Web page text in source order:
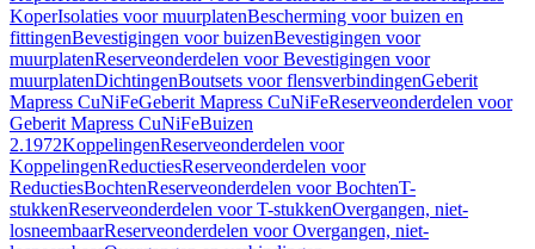
KoperIsolaties voor muurplatenBescherming voor buizen en
fittingenBevestigingen voor buizenBevestigingen voor
muurplatenReserveonderdelen voor Bevestigingen voor
muurplatenDichtingenBoutsets voor flensverbindingenGeberit
Mapress CuNiFeGeberit Mapress CuNiFeReserveonderdelen voor
Geberit Mapress CuNiFeBuizen
2.1972KoppelingenReserveonderdelen voor
KoppelingenReductiesReserveonderdelen voor
ReductiesBochtenReserveonderdelen voor BochtenT-
stukkenReserveonderdelen voor T-stukkenOvergangen, niet-
losneembaarReserveonderdelen voor Overgangen, niet-